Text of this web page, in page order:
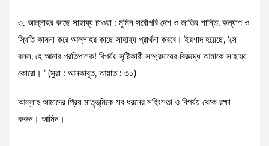
৩. আল্লাহর কাছে সাহায্য চাওয়া : মুমিন সর্বোপরি দেশ ও জাতির শান্তি, কল্যাণ ও
স্থিতি কামনা করে আল্লাহর কাছে সাহায্য প্রার্থনা করবে। ইরশাদ হয়েছে, ‘সে
বলল, হে আমার প্রতিপালক! বিপর্যয় সৃষ্টিকারী সম্প্রদায়ের বিরুদ্ধে আমাকে সাহায্য
কোরো। ’ (সুরা : আনকাবুত, আয়াত : ৩০)
আল্লাহ আমাদের প্রিয় মাতৃভূমিকে সব ধরনের সহিংসতা ও বিপর্যয় থেকে রক্ষা
করুন। আমিন।